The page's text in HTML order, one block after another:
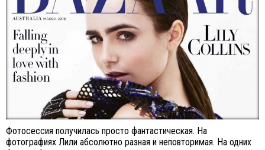
Фотосессия получилась просто фантастическая. На
фотографиях Лили абсолютно разная и неповторимая. На одних